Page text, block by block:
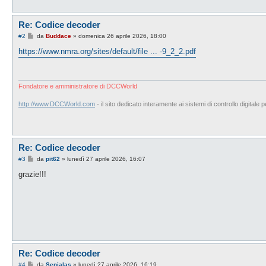
Re: Codice decoder
#2
M
s
s
i
da Buddace» domenica 26 aprile 2026, 18:00
https://www.nmra.org/sites/default/file ... -9_2_2.pdf
Fondatore e amministratore di DCCWorld
http://www.DCCWorld.com - il sito dedicato interamente ai sistemi di controllo digitale
Re: Codice decoder
#3
M
s
da pit62 » lunedì 27 aprile 2026, 16:07
grazie!!!
Re: Codice decoder
#4
Mda Senialas » lunedì 27 aprile 2026, 16:19